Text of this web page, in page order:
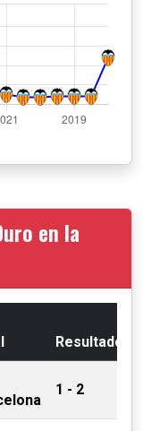
en la
Resultado
1 - 2